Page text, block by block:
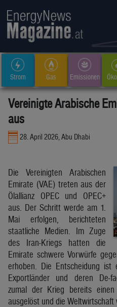
Strom Gas Emissionen
Vereinigte Arabische
aus
28. April 2026, Abu Dhabi
Die Vereinigten Arabischen
Emirate (VAE) treten aus der
Ölallianz OPEC und OPEC+
aus. Der Schritt werde am 1.
Mai erfolgen, berichteten
staatliche Medien. Im Zuge
des Iran-Kriegs hatten die
Emirate schwere Vorwürfe
erhoben. Die Entscheidung
Exportländer und deren De-
zumal der Krieg bereits einen
ausgelöst und die Weltwirtschaft